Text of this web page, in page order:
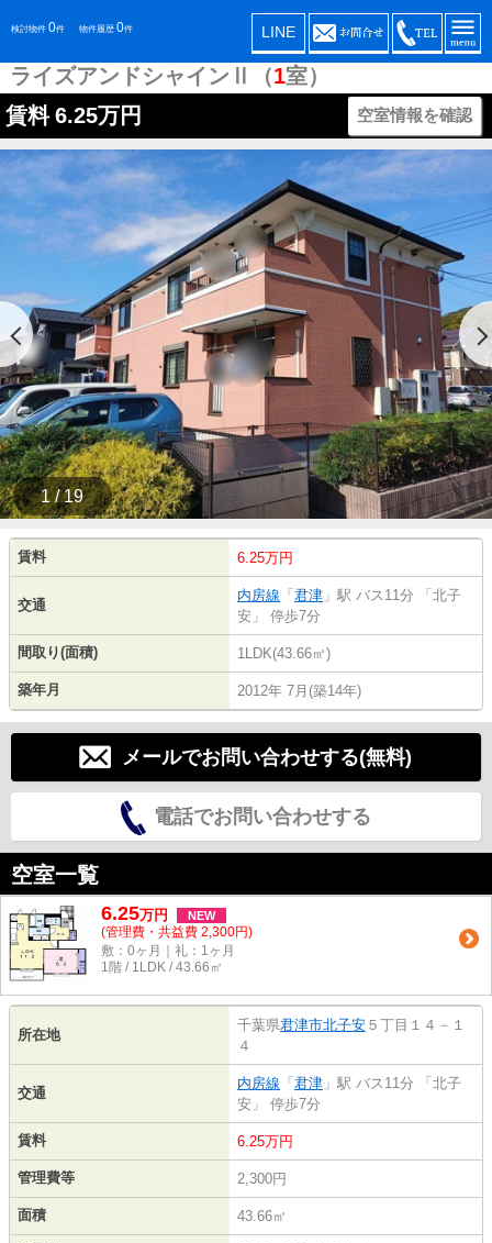
検討物件 0件 物件履歴 0件 LINE
ライズアンドシャインⅡ（1室）
賃料 6.25万円 空室情報を確認
1 / 19
賃料 6.25万円
交通
内房線 「 君津 」駅 バス11分 「北子
安」 停歩7分
間取り(面積) 1LDK(43.66㎡)
築年月 2012年 7月(築14年)
メールでお問い合わせする(無料)
電話でお問い合わせする
空室一覧
6.25万円 NEW
(管理費・共益費 2,300円)
敷：0ヶ月｜礼：1ヶ月
1階 / 1LDK / 43.66㎡
所在地
千葉県君津市北子安 ５丁目１４－１
４
交通
内房線 「 君津 」駅 バス11分 「北子
安」 停歩7分
賃料 6.25万円
管理費等 2,300円
面積 43.66㎡